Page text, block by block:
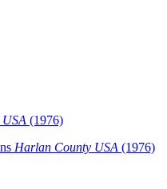
(1976)
Harlan County USA (1976)